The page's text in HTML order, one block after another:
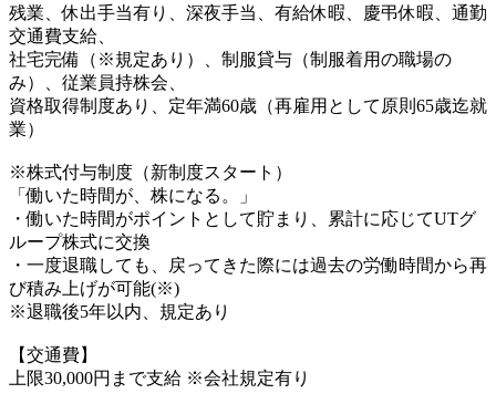
残業、休出手当有り、深夜手当、有給休暇、慶弔休暇、通勤
交通費支給、
社宅完備（※規定あり）、制服貸与（制服着用の職場の
み）、従業員持株会、
資格取得制度あり、定年満60歳（再雇用として原則65歳迄就
業）
※株式付与制度（新制度スタート）
「働いた時間が、株になる。」
・働いた時間がポイントとして貯まり、累計に応じてUTグ
ループ株式に交換
・一度退職しても、戻ってきた際には過去の労働時間から再
び積み上げが可能(※)
※退職後5年以内、規定あり
【交通費】
上限30,000円まで支給 ※会社規定有り